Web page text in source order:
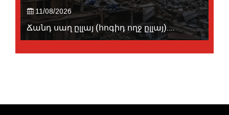
11/08/2026
Ճանդ սաղ ըլլայ (հոգիդ ողջ ըլլայ)....